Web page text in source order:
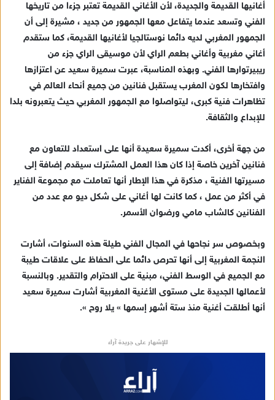
ن
ا
أغانيها القديمة والجديدة، لأن الأغاني القديمة تعتبر جزءا من تاريخها
الفني وتسعد عندما يتفاعل معها الجمهور من جديد ، مشيرة إلى أن
الجمهور المغربي لديه دائما نوستالجيا لأغانيها القديمة، كما ستقدم
أغاني مغربية وأغاني بطعم الراي لأن موسيقى الراي جزء من
ريبيرتوارها الفني. وبهذه المناسبة، عبرت سميرة سعيد عن اعتزازها
وافتخارها لكون المغرب يستقبل فنانين من جميع أنحاء العالم في
تظاهرات فنية كبرى، ليتواصلوا مع الجمهور المغربي حيث يتعبرونه بلدا
للإبداع والثقافة.
من جهة أخرى، أكدت سميرة سعيدة أنها على استعداد للتعاون مع
فنانين آخرين خاصة إذا كان هذا العمل المشترك سيقدم إضافة إلى
مسيرتها الفنية ، مذكرة في هذا الإطار أنها تعاملت مع مجموعة الفناير
في أكثر من عمل ، كما كانت لها أغاني على شكل ديو مع عدد من
الفنانين كالشاب مامي ورضوان الأسمر.
وبخصوص سر نجاحها في المجال الفني طيلة هذه السنوات، أشارت
النجمة المغربية إلى أنها تحرص دائما على الحفاظ على علاقات طيبة
مع الجميع في الوسط الفني، مبنية على الاحترام والتقدير. وبالنسبة
لأعمالها الجديدة على مستوى الأغنية المغربية أشارت سميرة سعيد
أنها أطلقت أغنية منذ ستة أشهر إسمها » يلا روح ».
للإشهار على جريدة آراء